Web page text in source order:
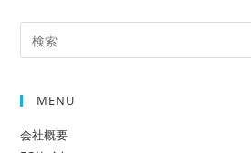
MENU
会社概要